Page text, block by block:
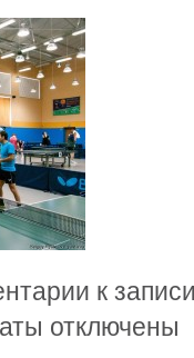
к
отключены